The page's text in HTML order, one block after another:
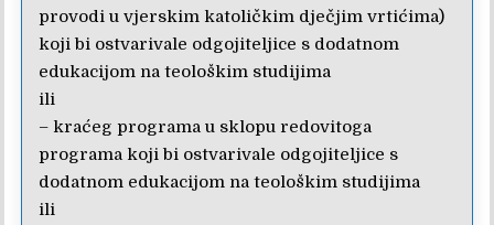
provodi u vjerskim katoličkim dječjim vrtićima)
koji bi ostvarivale odgojiteljice s dodatnom
edukacijom na teološkim studijima
ili
– kraćeg programa u sklopu redovitoga
programa koji bi ostvarivale odgojiteljice s
dodatnom edukacijom na teološkim studijima
ili